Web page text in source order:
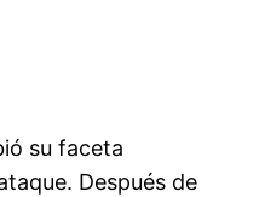
su faceta
Después de